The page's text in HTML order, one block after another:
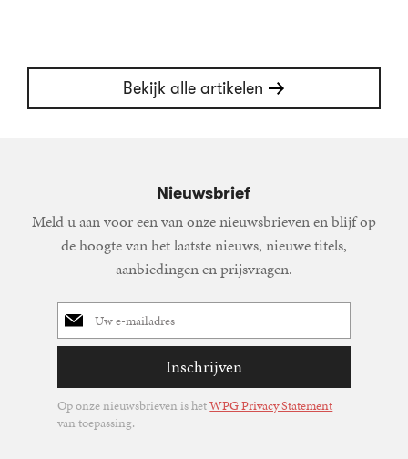
Bekijk alle artikelen
Nieuwsbrief
Meld u aan voor een van onze nieuwsbrieven en blijf op
de hoogte van het laatste nieuws, nieuwe titels,
aanbiedingen en prijsvragen.
E-
mailadres
Inschrijven
Op onze nieuwsbrieven is hetWPG Privacy Statement
van toepassing.